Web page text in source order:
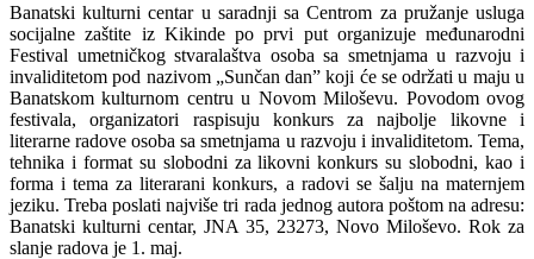
Banatski kulturni centar u saradnji sa Centrom za pružanje usluga
socijalne zaštite iz Kikinde po prvi put organizuje međunarodni
Festival umetničkog stvaralaštva osoba sa smetnjama u razvoju i
invaliditetompod nazivom „Sunčan dan” koji će se održati u maju u
Banatskom kulturnom centru u Novom Miloševu. Povodom ovog
festivala, organizatori raspisuju konkursza najbolje likovne i
literarne radoveosoba sa smetnjama u razvoju i invaliditetom.Tema,
tehnika i format su slobodni za likovni konkurs su slobodni, kao i
forma i tema za literarani konkurs, a radovi se šalju na maternjem
jeziku.Treba poslati najviše tri rada jednog autora poštom na adresu:
Banatski kulturni centar, JNA 35, 23273, Novo Miloševo. Rok za
slanje radova je 1. maj.